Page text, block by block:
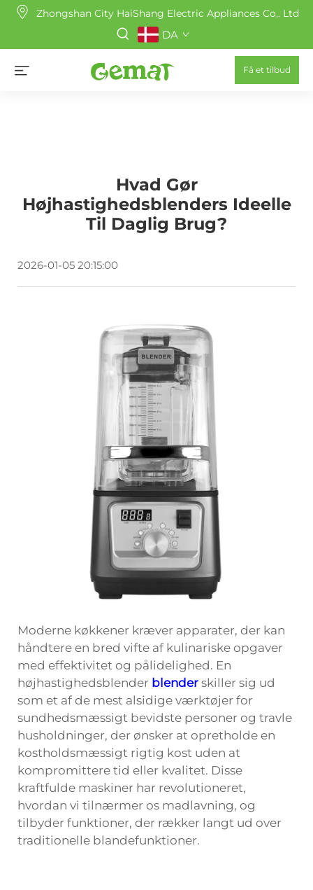
Zhongshan City HaiShang Electric Appliances Co,. Ltd
DA
Få et tilbud
Hvad Gør
Højhastighedsblenders Ideelle
Til Daglig Brug?
2026-01-05 20:15:00
Moderne køkkener kræver apparater, der kan
håndtere en bred vifte af kulinariske opgaver
med effektivitet og pålidelighed. En
højhastighedsblender blender skiller sig ud
som et af de mest alsidige værktøjer for
sundhedsmæssigt bevidste personer og travle
husholdninger, der ønsker at opretholde en
kostholdsmæssigt rigtig kost uden at
kompromittere tid eller kvalitet. Disse
kraftfulde maskiner har revolutioneret,
hvordan vi tilnærmer os madlavning, og
tilbyder funktioner, der rækker langt ud over
traditionelle blandefunktioner.